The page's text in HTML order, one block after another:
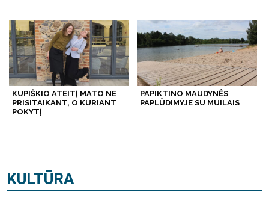
KUPIŠKIO ATEITĮ MATO NE
PRISITAIKANT, O KURIANT
POKYTĮ
PAPIKTINO MAUDYNĖS
PAPLŪDIMYJE SU MUILAIS
KULTŪRA